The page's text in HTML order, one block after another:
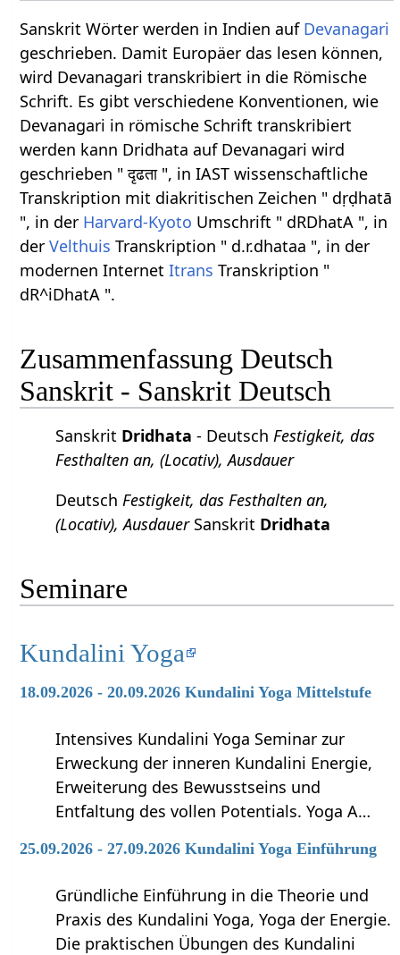
Sanskrit Wörter werden in Indien auf Devanagari
geschrieben. Damit Europäer das lesen können,
wird Devanagari transkribiert in die Römische
Schrift. Es gibt verschiedene Konventionen, wie
Devanagari in römische Schrift transkribiert
werden kann Dridhata auf Devanagari wird
geschrieben " दृढता ", in IAST wissenschaftliche
Transkription mit diakritischen Zeichen " dṛḍhatā
", in der Harvard-Kyoto Umschrift " dRDhatA ", in
derVelthuis Transkription " d.r.dhataa ", in der
modernen InternetItrans Transkription "
dR^iDhatA ".
Zusammenfassung Deutsch
Sanskrit - Sanskrit Deutsch
Sanskrit Dridhata - Deutsch Festigkeit, das
Festhalten an, (Locativ), Ausdauer
Deutsch Festigkeit, das Festhalten an,
(Locativ), AusdauerSanskrit Dridhata
Seminare
Kundalini Yoga
18.09.2026 - 20.09.2026 Kundalini Yoga Mittelstufe
Intensives Kundalini Yoga Seminar zur
Erweckung der inneren Kundalini Energie,
Erweiterung des Bewusstseins und
Entfaltung des vollen Potentials. Yoga A…
25.09.2026 - 27.09.2026 Kundalini Yoga Einführung
Gründliche Einführung in die Theorie und
Praxis des Kundalini Yoga, Yoga der Energie.
Die praktischen Übungen des Kundalini